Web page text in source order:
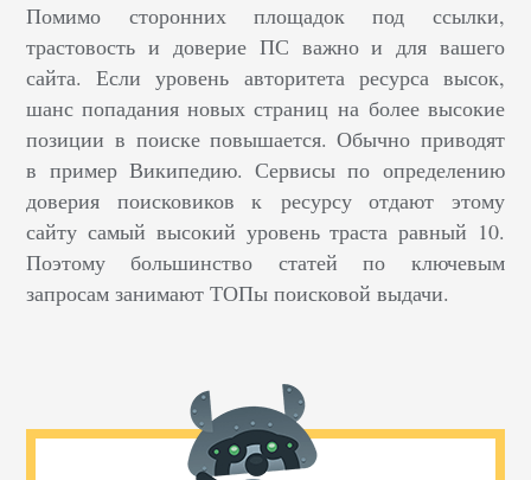
Помимо сторонних площадок под ссылки,
трастовость и доверие ПС важно и для вашего
сайта. Если уровень авторитета ресурса высок,
шанс попадания новых страниц на более высокие
позиции в поиске повышается. Обычно приводят
в пример Википедию. Сервисы по определению
доверия поисковиков к ресурсу отдают этому
сайту самый высокий уровень траста равный 10.
Поэтому большинство статей по ключевым
запросам занимают ТОПы поисковой выдачи.